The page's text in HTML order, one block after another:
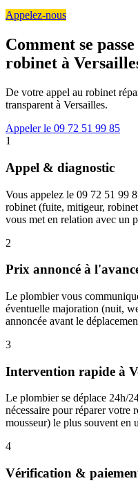
Appelez-nous
Comment se
robinet à
De votre appel au robinet
transparent à Versailles.
Appeler le 09 72 51 99 85
1
Appel & diagnostic
Vous appelez le 09 72 51 99
robinet (fuite, mitigeur,
vous met en relation avec un
2
Prix annoncé à
Le plombier vous
éventuelle majoration (nuit,
annoncée avant le
3
Intervention rapide à
Le plombier se déplace 24h/
nécessaire pour réparer votre
mousseur) le plus souvent en
4
Vérification &